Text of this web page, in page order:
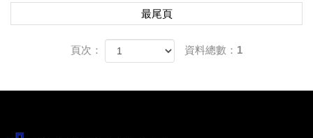
最尾頁
頁次： 資料總數：1